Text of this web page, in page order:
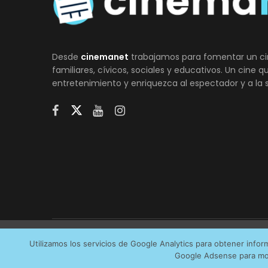
Desde cinemanet trabajamos para fomentar un
familiares, cívicos, sociales y educativos. Un cine
entretenimiento y enriquezca al espectador y a la
Utilizamos los servicios de Google Analytics para obtener
Google Adsense para
Utilizamos cookies anónimas de terceros para
servicios que más os interesan. Puede cambiar las